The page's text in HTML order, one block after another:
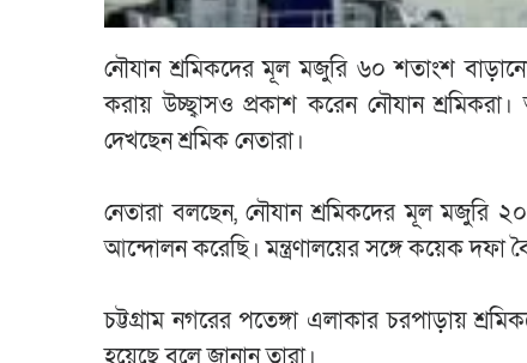
নৌযান শ্রমিকদের মূল মজুরি ৬০ শতাংশ
করায় উচ্ছ্বাসও প্রকাশ করেন নৌযান
দেখছেন শ্রমিক নেতারা।
নেতারা বলছেন, নৌযান শ্রমিকদের মূল মজুরি
আন্দোলন করেছি। মন্ত্রণালয়ের সঙ্গে কয়েক
চট্টগ্রাম নগরের পতেঙ্গা এলাকার চরপাড়ায়
হয়েছে বলে জানান তারা।